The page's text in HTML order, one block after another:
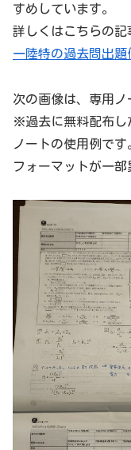
すめしています。
詳しくはこちらの記
一陸特の過去問出題
次の画像は、専用ノ
※過去に無料配布し
ノートの使用例です
フォーマットが一部